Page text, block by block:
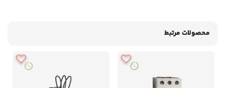
محصولات مرتبط